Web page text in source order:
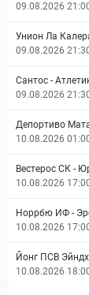
09.08.2026
Унион Ла
09.08.2026
Сантос -
09.08.2026
Депортиво
10.08.2026
Вестерос СК -
10.08.2026
Норрбю ИФ -
10.08.2026
Йонг ПСВ
10.08.2026